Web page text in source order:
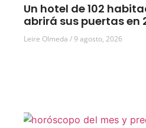
Un hotel de 102
abrirá sus puertas en
Leire Olmeda 9 agosto, 2026